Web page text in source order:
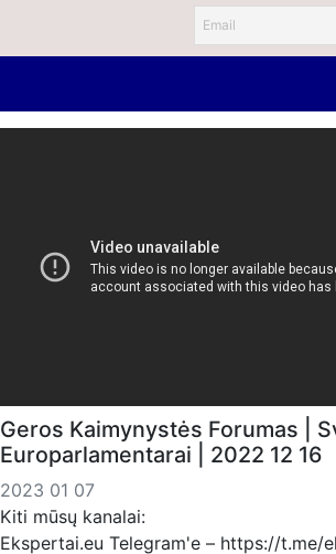
Geros Kaimynystės Forumas |
Europarlamentarai | 2022 12 16
2023 01 07
Kiti mūsų kanalai:
Ekspertai.eu Telegram'e – https://t.me/